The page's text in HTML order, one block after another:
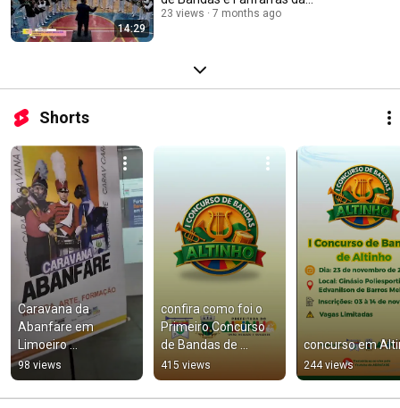
14:29
ABANFARE
23 views 7 months ago
Shorts
Caravana da
Abanfare em
Limoeiro
#bandasefanfarras
#abanfarepe
#escola
98 views
confira como foi o
Primeiro Concurso
de Bandas de
Altinho
#abanfarepe
#bandasefanfarras
415 views
concurso em
244 views